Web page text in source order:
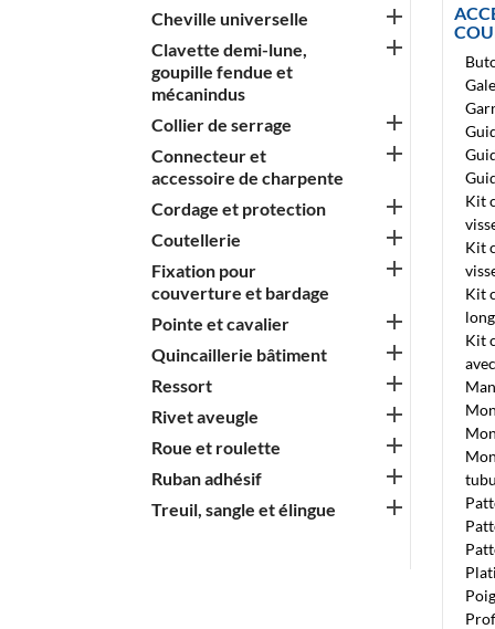
Cheville universelle 
Clavette demi-lune,
goupille fendue et
mécanindus

Collier de serrage 
Connecteur et
accessoire de charpente

Cordage et protection 
Coutellerie 
Fixation pour
couverture et bardage

Pointe et cavalier 
Quincaillerie bâtiment 
Ressort 
Rivet aveugle 
Roue et roulette 
Ruban adhésif 
Treuil, sangle et élingue 
Kit
Kit
Kit
Kit